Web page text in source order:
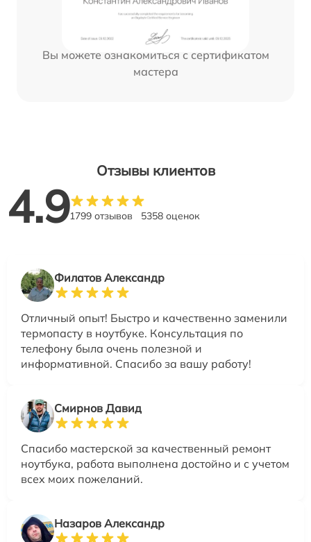
Вы можете ознакомиться с сертификатом
мастера
Отзывы клиентов
4.91799 отзывов 5358 оценок
Филатов Александр
Отличный опыт! Быстро и качественно заменили
термопасту в ноутбуке. Консультация по
телефону была очень полезной и
информативной. Спасибо за вашу работу!
Смирнов Давид
Спасибо мастерской за качественный ремонт
ноутбука, работа выполнена достойно и с учетом
всех моих пожеланий.
Назаров Александр